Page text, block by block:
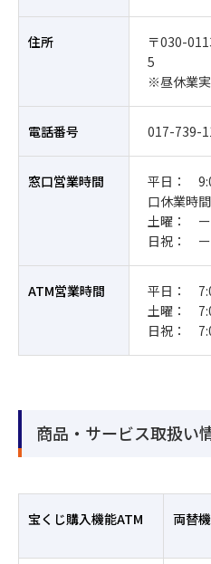
住所
〒030-
5
※昼休業
電話番号 017-739-
窓口営業時間
平日：
口休業時
土曜： ー
日祝： ー
ATM営業時間
平日：
土曜：
日祝：
商品・サービス取扱い
宝くじ購入機能ATM 両替